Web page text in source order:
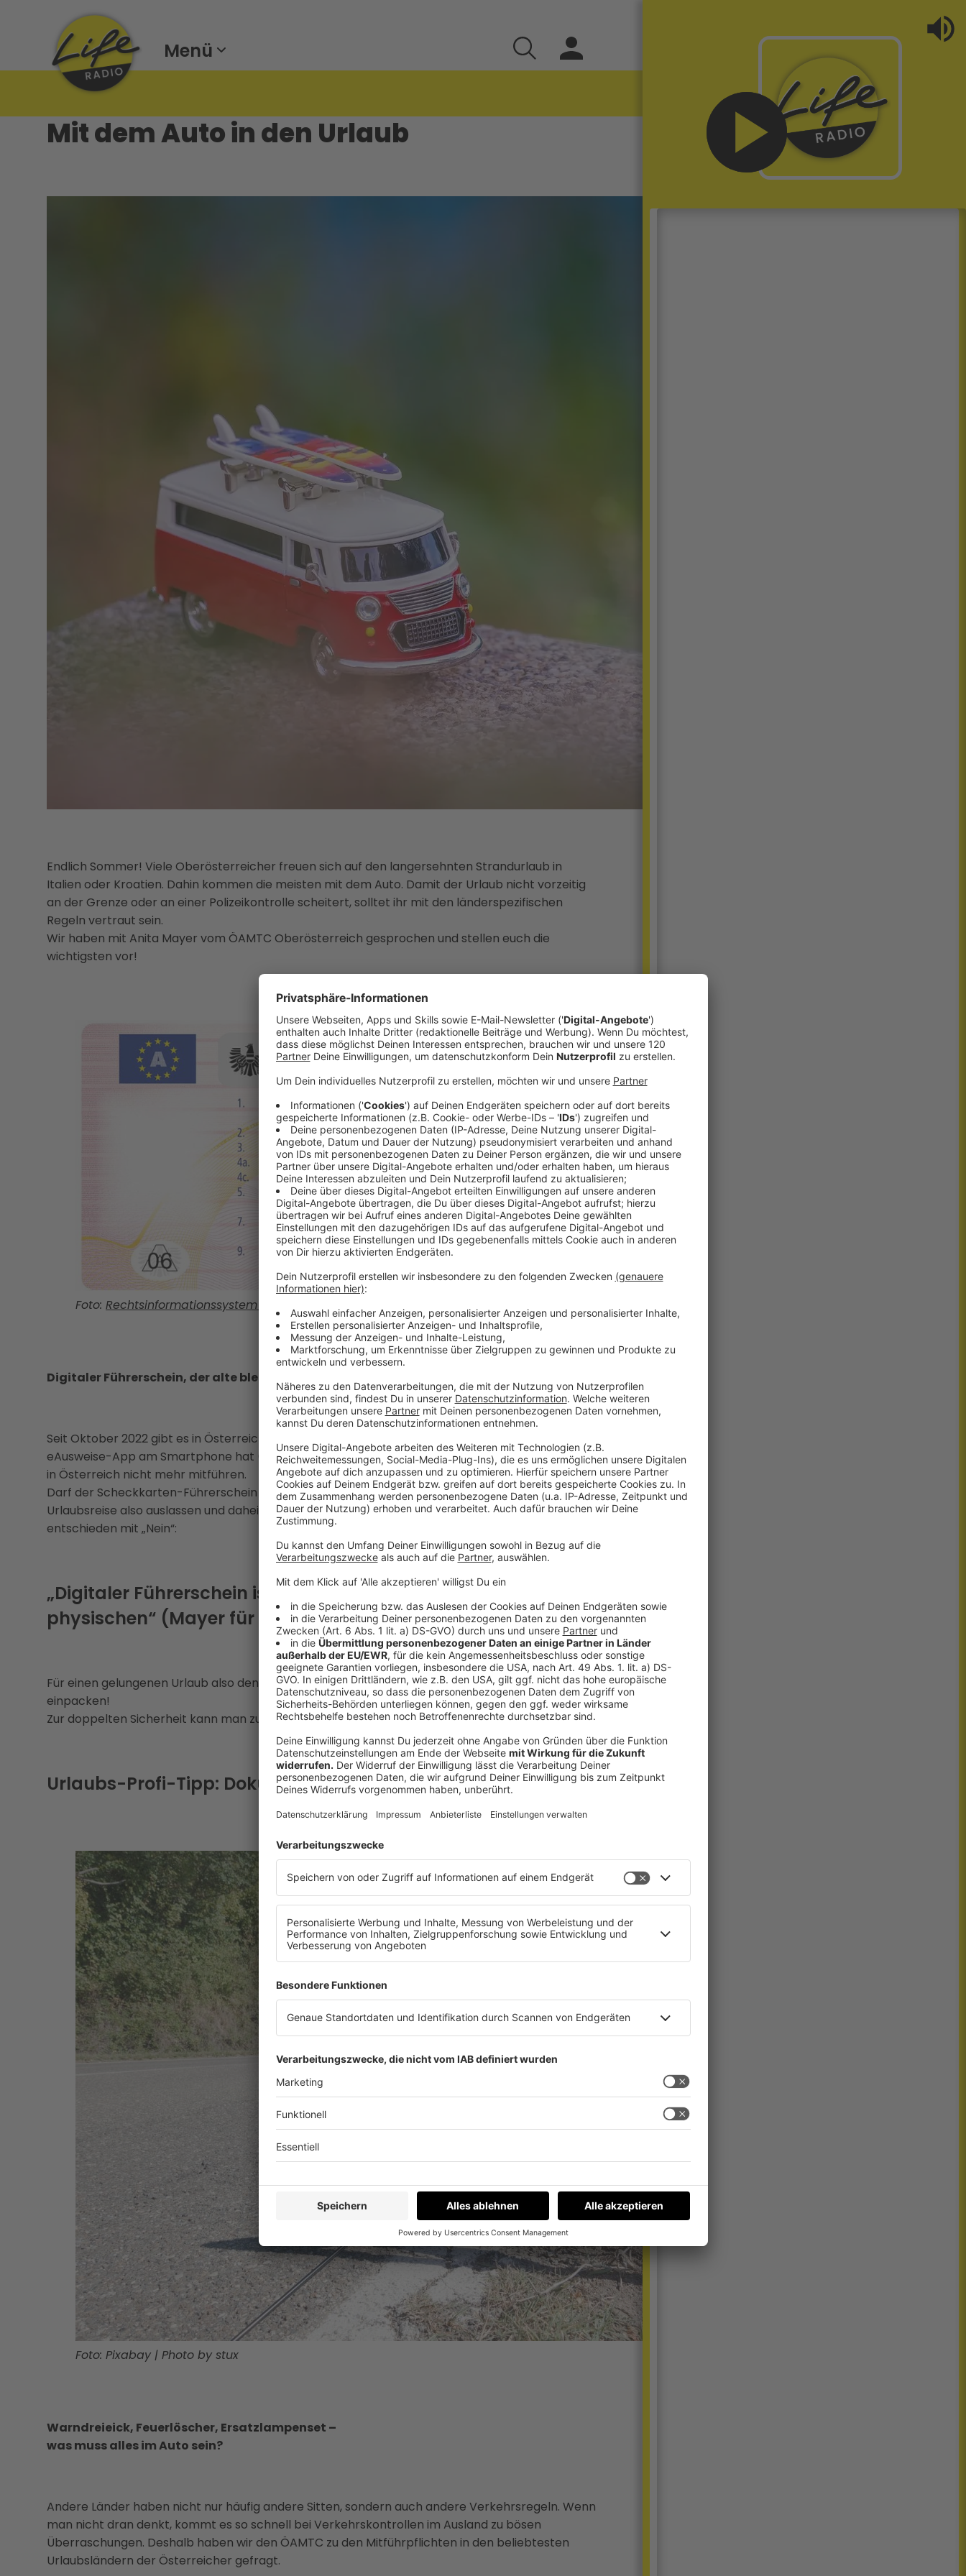
Menü
Mit dem Auto in den Urlaub
Endlich Sommer! Viele Oberösterreicher freuen sich auf den langersehnten Strandurlaub in
Italien oder Kroatien. Dahin kommen die meisten mit dem Auto. Damit der Urlaub nicht vorzeitig
an der Grenze oder an einer Polizeikontrolle scheitert, solltet ihr mit den länderspezifischen
Regeln vertraut sein.
Wir haben mit Anita Mayer vom ÖAMTC Oberösterreich gesprochen und stellen euch die
wichtigsten vor!
Foto: Rechtsinformationssystem dem Bundes
Digitaler Führerschein, der alte bleibt daheim?
Seit Oktober 2022 gibt es in Österreich den
eAusweise-App am Smartphone hat (und dieses dabei hat), muss den physischen Führerschein
in Österreich nicht mehr mitführen.
Darf der Scheckkarten-Führerschein (oder sein rosafarbener Papier-Vorgänger) die
Urlaubsreise also auslassen und daheim bleiben? Diese Frage beantwortet Anita Mayer
entschieden mit „Nein“:
„Digitaler Führerschein ist im Urlaub kein Ersatz für
physischen“ (Mayer für ÖAMTC OÖ)
Für einen gelungenen Urlaub also den physischen Führerschein und den Pass gleich als Erstes
einpacken!
Zur doppelten Sicherheit kann man zusätzlich auch folgendes machen:
Urlaubs-Profi-Tipp: Dokumente einscannen
Foto: Pixabay | Photo by stux
Warndreieick, Feuerlöscher, Ersatzlampenset –
was muss alles im Auto sein?
Andere Länder haben nicht nur häufig andere Sitten, sondern auch andere Verkehrsregeln. Wenn
man nicht dran denkt, kommt es so schnell bei Verkehrskontrollen im Ausland zu bösen
Überraschungen. Deshalb haben wir den ÖAMTC zu den Mitführpflichten in den beliebtesten
Urlaubsländern der Österreicher gefragt.